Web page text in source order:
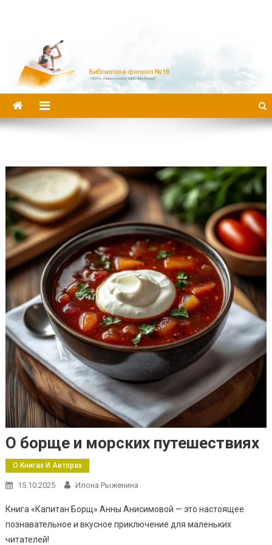
О борще и морских путешествиях
О Книгах И Авторах
15.10.2025 Илона Рыженина
Книга «Капитан Борщ» Анны Анисимовой — это настоящее
познавательное и вкусное приключение для маленьких
читателей!